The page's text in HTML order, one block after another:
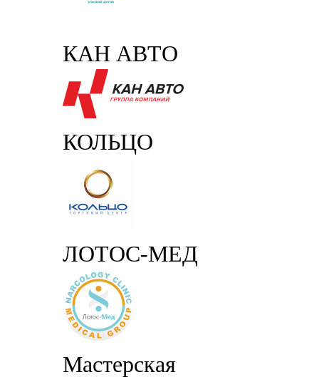
КАН АВТО
КОЛЬЦО
ЛОТОС-МЕД
Мастерская